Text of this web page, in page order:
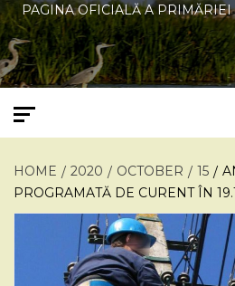
PAGINA OFICIALĂ A
HOME 2020 OCTOBER 15
PROGRAMATĂ DE CURENT ÎN